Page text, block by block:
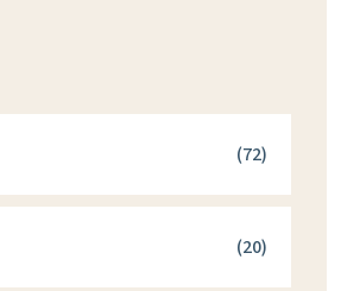
(72)
(20)